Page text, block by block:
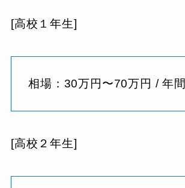
[高校１年生]
相場：30万円〜70万円 / 年間
[高校２年生]